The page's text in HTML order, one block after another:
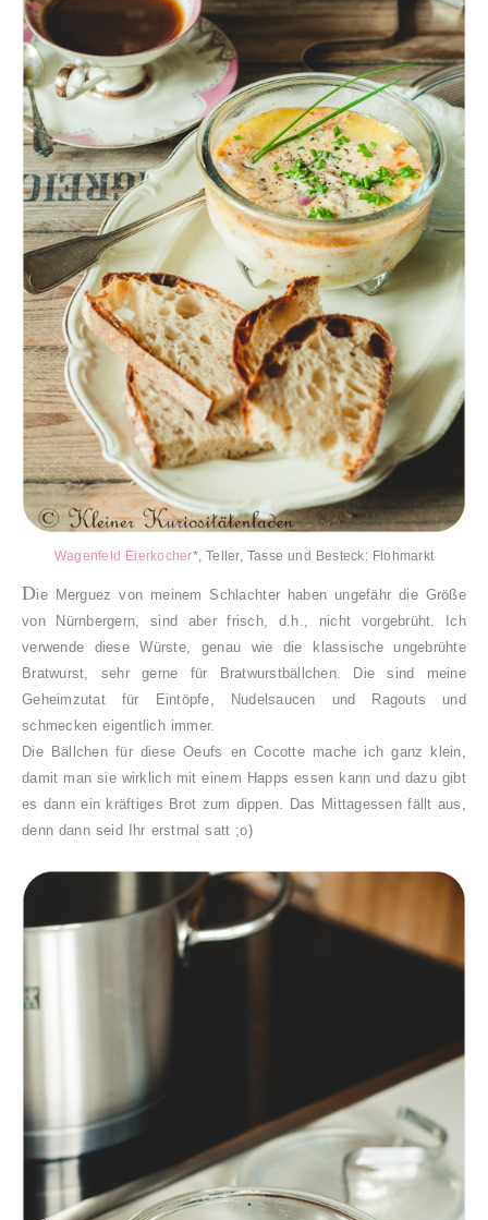
Wagenfeld Eierkocher*, Teller, Tasse und Besteck: Flohmarkt
Die Merguez von meinem Schlachter haben ungefähr die Größe
von Nürnbergern, sind aber frisch, d.h., nicht vorgebrüht. Ich
verwende diese Würste, genau wie die klassische ungebrühte
Bratwurst, sehr gerne für Bratwurstbällchen. Die sind meine
Geheimzutat für Eintöpfe, Nudelsaucen und Ragouts und
schmecken eigentlich immer.
Die Bällchen für diese Oeufs en Cocotte mache ich ganz klein,
damit man sie wirklich mit einem Happs essen kann und dazu gibt
es dann ein kräftiges Brot zum dippen. Das Mittagessen fällt aus,
denn dann seid Ihr erstmal satt ;o)